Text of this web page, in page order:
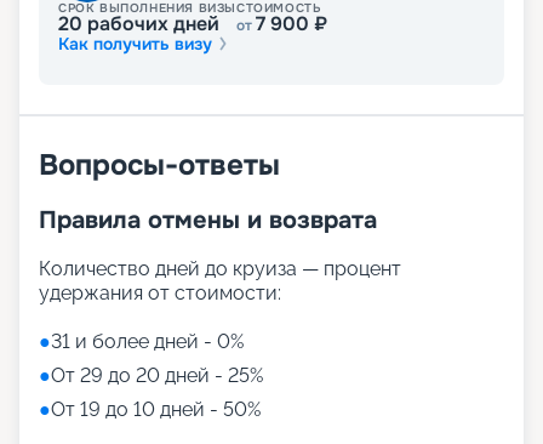
СРОК ВЫПОЛНЕНИЯ ВИЗЫ
20 рабочих дней
СТОИМОСТЬ
от7 900 ₽
Как получить визу
Вопросы-ответы
Правила отмены и возврата
Количество дней до круиза — процент
удержания от стоимости:
●31 и более дней - 0%
●От 29 до 20 дней - 25%
●От 19 до 10 дней - 50%